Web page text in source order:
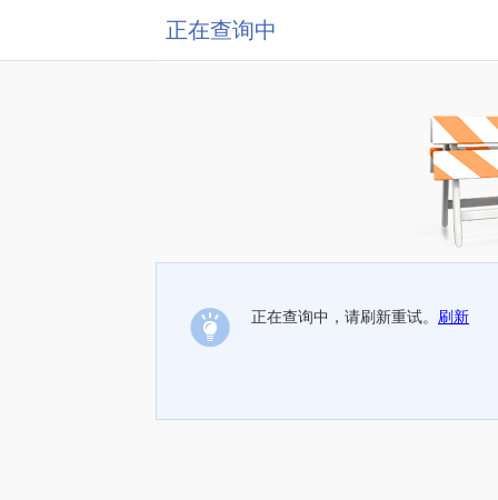
正在查询中
正在查询中，请刷新重试。 刷新